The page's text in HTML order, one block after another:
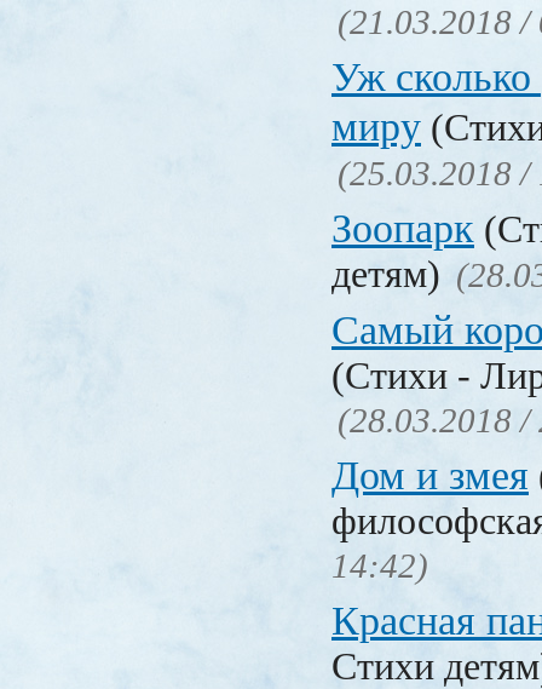
(21.03.2018 /
Уж сколько
миру
(25.03.2018 /
Зоопарк
детям)
Самый
(Стихи -
(28.03.2018 /
Дом и змея
14:42)
Красная
Стихи